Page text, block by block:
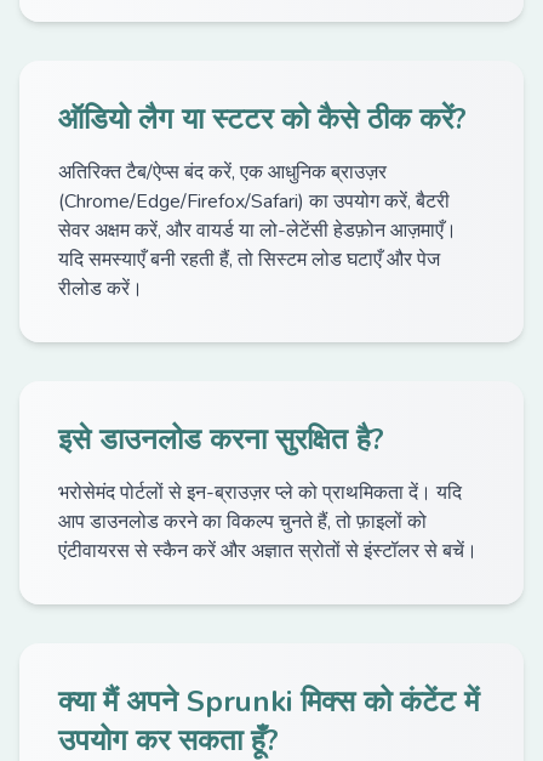
ऑडियो लैग या स्टटर को कैसे ठीक करें?
अतिरिक्त टैब/ऐप्स बंद करें, एक आधुनिक ब्राउज़र
(Chrome/Edge/Firefox/Safari) का उपयोग करें, बैटरी
सेवर अक्षम करें, और वायर्ड या लो-लेटेंसी हेडफ़ोन आज़माएँ।
यदि समस्याएँ बनी रहती हैं, तो सिस्टम लोड घटाएँ और पेज
रीलोड करें।
इसे डाउनलोड करना सुरक्षित है?
भरोसेमंद पोर्टलों से इन-ब्राउज़र प्ले को प्राथमिकता दें। यदि
आप डाउनलोड करने का विकल्प चुनते हैं, तो फ़ाइलों को
एंटीवायरस से स्कैन करें और अज्ञात स्रोतों से इंस्टॉलर से बचें।
क्या मैं अपने Sprunki मिक्स को कंटेंट में
उपयोग कर सकता हूँ?